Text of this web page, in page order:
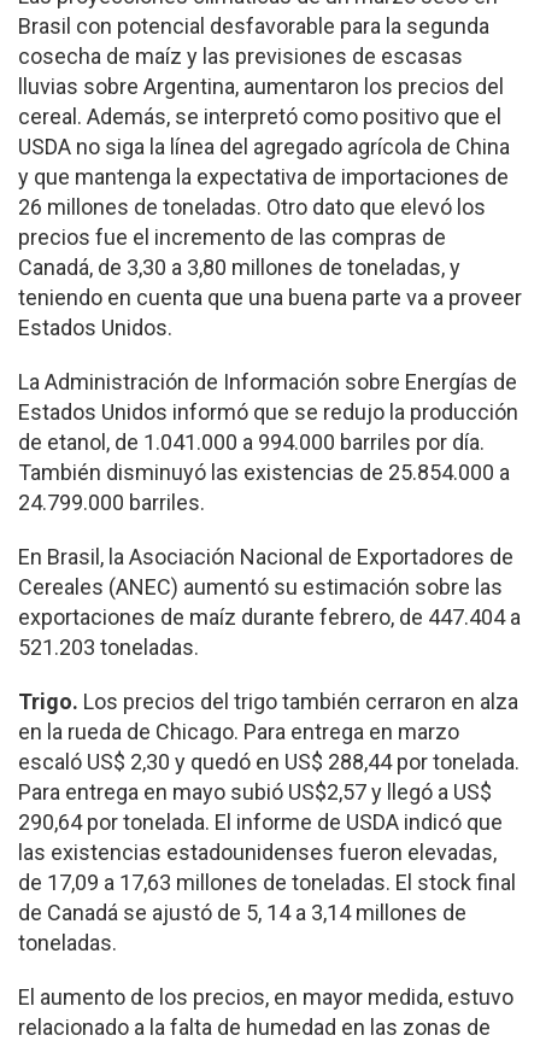
Brasil con potencial desfavorable para la segunda
cosecha de maíz y las previsiones de escasas
lluvias sobre Argentina, aumentaron los precios del
cereal. Además, se interpretó como positivo que el
USDA no siga la línea del agregado agrícola de China
y que mantenga la expectativa de importaciones de
26 millones de toneladas. Otro dato que elevó los
precios fue el incremento de las compras de
Canadá, de 3,30 a 3,80 millones de toneladas, y
teniendo en cuenta que una buena parte va a proveer
Estados Unidos.
La Administración de Información sobre Energías de
Estados Unidos informó que se redujo la producción
de etanol, de 1.041.000 a 994.000 barriles por día.
También disminuyó las existencias de 25.854.000 a
24.799.000 barriles.
En Brasil, la Asociación Nacional de Exportadores de
Cereales (ANEC) aumentó su estimación sobre las
exportaciones de maíz durante febrero, de 447.404 a
521.203 toneladas.
Trigo. Los precios del trigo también cerraron en alza
en la rueda de Chicago. Para entrega en marzo
escaló US$ 2,30 y quedó en US$ 288,44 por tonelada.
Para entrega en mayo subió US$2,57 y llegó a US$
290,64 por tonelada. El informe de USDA indicó que
las existencias estadounidenses fueron elevadas,
de 17,09 a 17,63 millones de toneladas. El stock final
de Canadá se ajustó de 5, 14 a 3,14 millones de
toneladas.
El aumento de los precios, en mayor medida, estuvo
relacionado a la falta de humedad en las zonas de